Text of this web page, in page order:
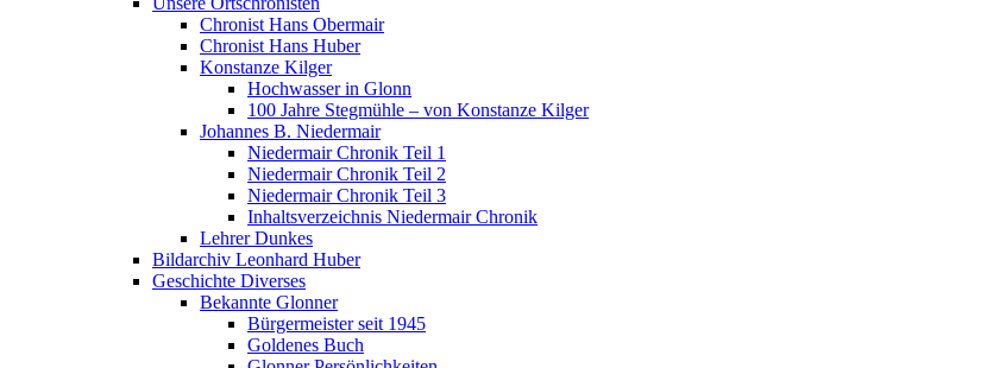
Chronist Hans Obermair
Chronist Hans Huber
Konstanze Kilger
Hochwasser in Glonn
100 Jahre Stegmühle – von Konstanze Kilger
Johannes B. Niedermair
Niedermair Chronik Teil 1
Niedermair Chronik Teil 2
Niedermair Chronik Teil 3
Inhaltsverzeichnis Niedermair Chronik
Lehrer Dunkes
Bildarchiv Leonhard Huber
Geschichte Diverses
Bekannte Glonner
Bürgermeister seit 1945
Goldenes Buch